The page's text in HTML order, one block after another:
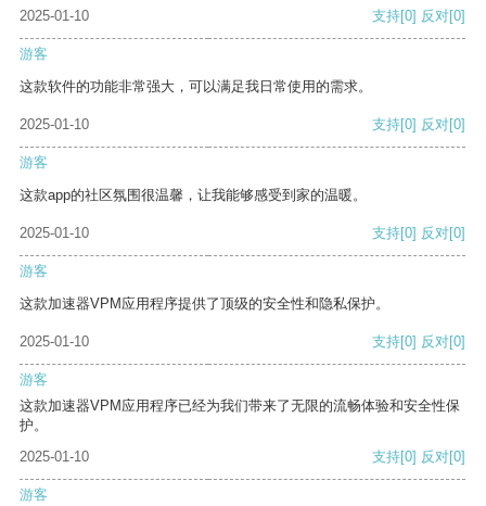
2025-01-10
支持[0] 反对[0]
游客
这款软件的功能非常强大，可以满足我日常使用的需求。
2025-01-10 支持[0] 反对[0]
游客
这款app的社区氛围很温馨，让我能够感受到家的温暖。
2025-01-10 支持[0] 反对[0]
游客
这款加速器VPM应用程序提供了顶级的安全性和隐私保护。
2025-01-10 支持[0] 反对[0]
游客
这款加速器VPM应用程序已经为我们带来了无限的流畅体验和安全性保
护。
2025-01-10
支持[0] 反对[0]
游客